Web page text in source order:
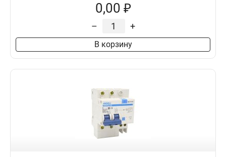
0,00 ₽
– +
В корзину